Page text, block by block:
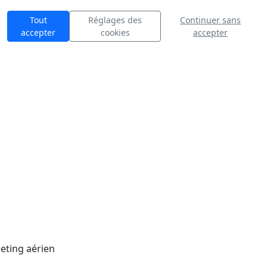
Tout
accepter
Réglages des
cookies
Continuer sans
accepter
aérien